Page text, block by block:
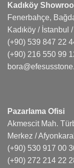
Kadıköy
Fenerbahçe,
Kadıköy / İstanbul
(+90) 539 847 22
(+90) 216 550 99
Pazarlama Ofisi
Akmescit Mah.
Merkez /
(+90) 530 917 00
(+90) 272 214 22